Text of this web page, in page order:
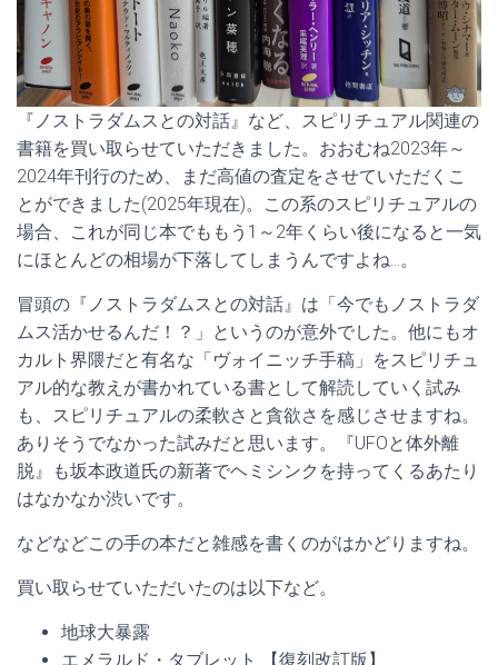
『ノストラダムスとの対話』など、スピリチュアル関連の
書籍を買い取らせていただきました。おおむね2023年～
2024年刊行のため、まだ高値の査定をさせていただくこ
とができました(2025年現在)。この系のスピリチュアルの
場合、これが同じ本でももう1～2年くらい後になると一気
にほとんどの相場が下落してしまうんですよね…。
冒頭の『ノストラダムスとの対話』は「今でもノストラダ
ムス活かせるんだ！？」というのが意外でした。他にもオ
カルト界隈だと有名な「ヴォイニッチ手稿」をスピリチュ
アル的な教えが書かれている書として解読していく試み
も、スピリチュアルの柔軟さと貪欲さを感じさせますね。
ありそうでなかった試みだと思います。『UFOと体外離
脱』も坂本政道氏の新著でヘミシンクを持ってくるあたり
はなかなか渋いです。
などなどこの手の本だと雑感を書くのがはかどりますね。
買い取らせていただいたのは以下など。
地球大暴露
エメラルド・タブレット 【復刻改訂版】